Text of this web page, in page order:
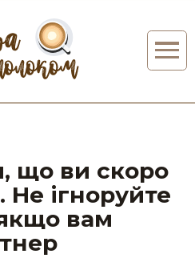
що ви скоро
Не ігноруйте
вам